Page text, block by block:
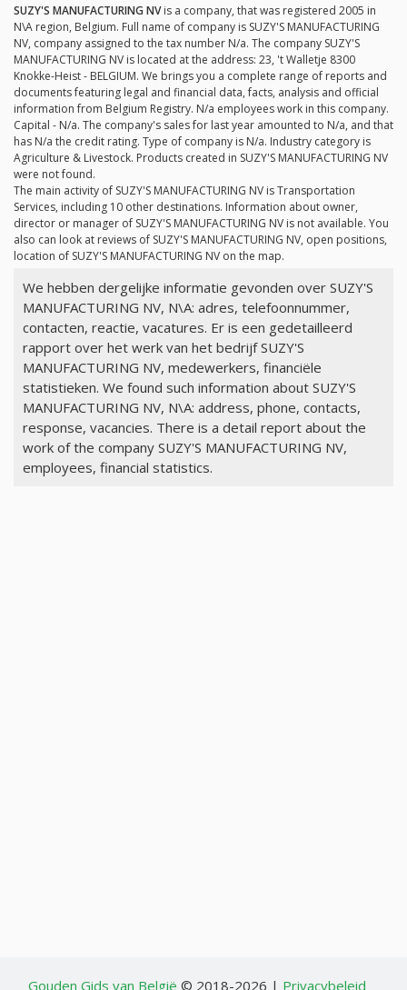
SUZY'S MANUFACTURING NVis a company, that was registered 2005 in
N\A region, Belgium. Full name of company is SUZY'S MANUFACTURING
NV, company assigned to the tax number N/a. The company SUZY'S
MANUFACTURING NV is located at the address: 23, 't Walletje 8300
Knokke-Heist - BELGIUM. We brings you a complete range of reports and
documents featuring legal and financial data, facts, analysis and official
information from Belgium Registry. N/a employees work in this company.
Capital - N/a. The company's sales for last year amounted to N/a, and that
has N/a the credit rating. Type of company is N/a. Industry category is
Agriculture & Livestock. Products created in SUZY'S MANUFACTURING NV
were not found.
The main activity of SUZY'S MANUFACTURING NV is Transportation
Services, including 10 other destinations. Information about owner,
director or manager of SUZY'S MANUFACTURING NV is not available. You
also can look at reviews of SUZY'S MANUFACTURING NV, open positions,
location of SUZY'S MANUFACTURING NV on the map.
We hebben dergelijke informatie gevonden over SUZY'S
MANUFACTURING NV, N\A: adres, telefoonnummer,
contacten, reactie, vacatures. Er is een gedetailleerd
rapport over het werk van het bedrijf SUZY'S
MANUFACTURING NV, medewerkers, financiële
statistieken. We found such information about SUZY'S
MANUFACTURING NV, N\A: address, phone, contacts,
response, vacancies. There is a detail report about the
work of the company SUZY'S MANUFACTURING NV,
employees, financial statistics.
Gouden Gids van België © 2018-2026 | Privacybeleid